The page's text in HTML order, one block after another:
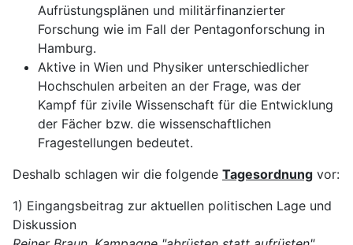
Aufrüstungsplänen und militärfinanzierter
Forschung wie im Fall der Pentagonforschung in
Hamburg.
Aktive in Wien und Physiker unterschiedlicher
Hochschulen arbeiten an der Frage, was der
Kampf für zivile Wissenschaft für die Entwicklung
der Fächer bzw. die wissenschaftlichen
Fragestellungen bedeutet.
Deshalb schlagen wir die folgende Tagesordnung vor:
1) Eingangsbeitrag zur aktuellen politischen Lage und
Diskussion